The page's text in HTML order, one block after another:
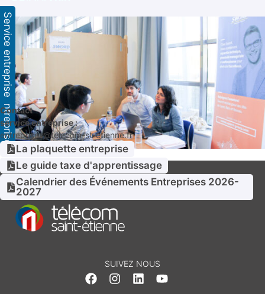
SUIVEZ NOUS
Service entreprise
Service entreprise
Contact
service entreprise :
entreprises@telecom-st-etienne.fr
La plaquette entreprise
Le guide taxe d'apprentissage
Calendrier des Événements Entreprises 2026-
2027